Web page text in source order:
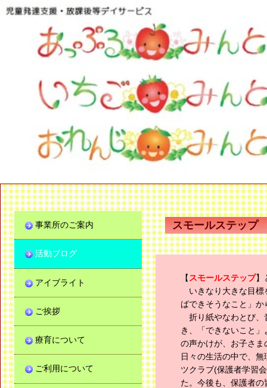
スモールステップ
【 スモールステップ】
いきなり大きな目標
ばできそうなこと」
折り紙やなわとび、
き、「できないこと
の声かけが、お子さ
日々の生活の中で、
ツクラブ(保護者学習
た。今後も、保護者
事業所のご案内
活動ブログ
アイブライト
ご挨拶
療育について
ご利用について